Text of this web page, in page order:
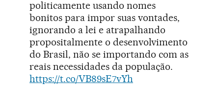
politicamente usando nomes
bonitos para impor suas vontades,
ignorando a lei e atrapalhando
propositalmente o desenvolvimento
do Brasil, não se importando com as
reais necessidades da população.
https://t.co/VB89sE7vYh